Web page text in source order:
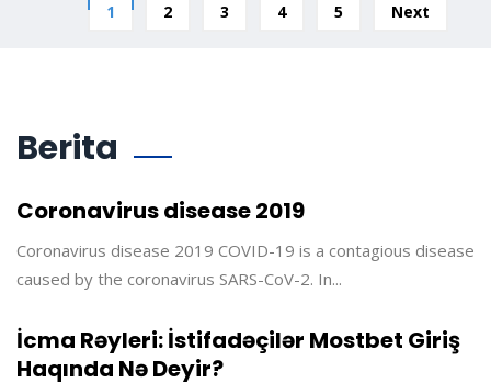
1 2 3 4 5 Next
Berita
Coronavirus disease 2019
Coronavirus disease 2019 COVID-19 is a contagious disease
caused by the coronavirus SARS-CoV-2. In...
İcma Rəyleri: İstifadəçilər Mostbet Giriş
Haqında Nə Deyir?